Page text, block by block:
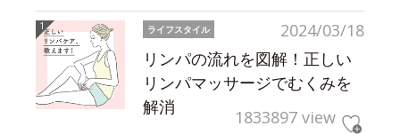
2024/03/18
ライフスタイル
リンパの流れを図解！正しい
リンパマッサージでむくみを
解消
1833897 view